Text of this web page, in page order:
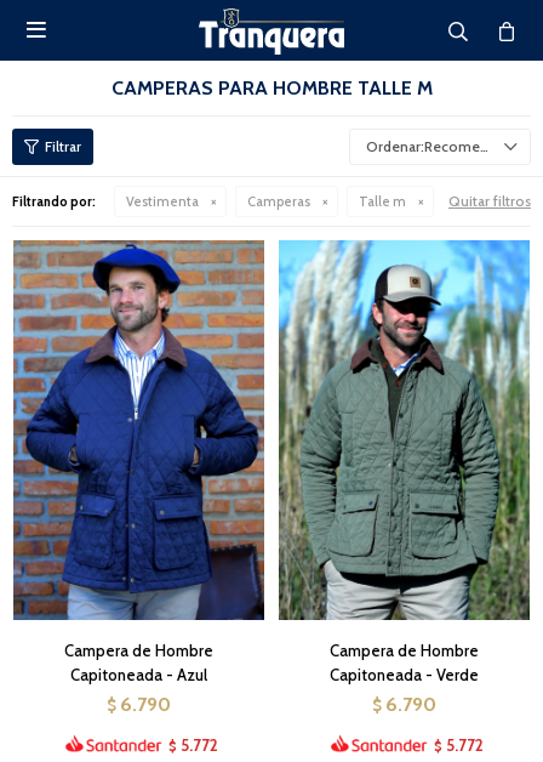

CAMPERAS PARA HOMBRE TALLE M
Recomendados
Filtrando por: Vestimenta Camperas Talle m Quitar filtros
Campera de Hombre
Capitoneada - Azul
$ 6.790
$ 5.772
Campera de Hombre
Capitoneada - Verde
$ 6.790
$ 5.772